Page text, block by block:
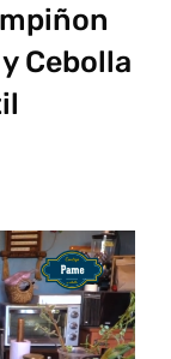
Cebolla